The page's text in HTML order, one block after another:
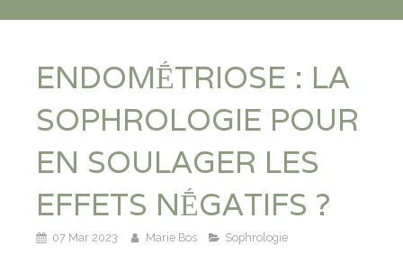
ENDOMḖTRIOSE : LA
SOPHROLOGIE POUR
EN SOULAGER LES
EFFETS NḖGATIFS ?
07 Mar 2023 Marie Bos Sophrologie